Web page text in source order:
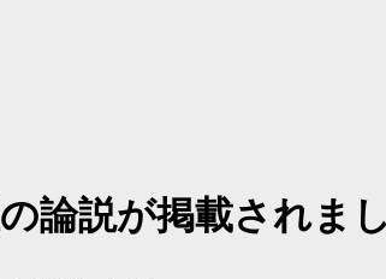
論説が掲載されま